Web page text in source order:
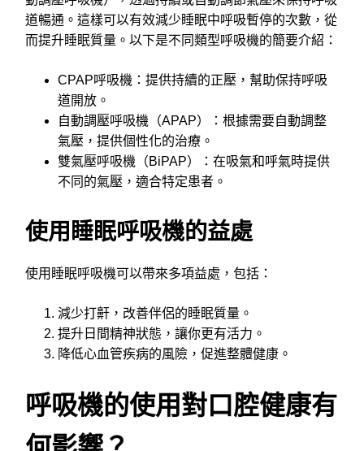
道暢通。這樣可以有效減少睡眠中呼吸暫停的次數，從
而提升睡眠質量。以下是不同類型呼吸機的簡要介紹：
CPAP呼吸機：提供持續的正壓，幫助保持呼吸
道開放。
自動調壓呼吸機（APAP）：根據需要自動調整
氣壓，提供個性化的治療。
雙氣壓呼吸機（BiPAP）：在吸氣和呼氣時提供
不同的氣壓，適合特定患者。
使用睡眠呼吸機的益處
使用睡眠呼吸機可以帶來多項益處，包括：
減少打鼾，改善伴侶的睡眠質量。
提升日間精神狀態，讓你更有活力。
降低心血管疾病的風險，促進整體健康。
呼吸機的使用對口腔健康有